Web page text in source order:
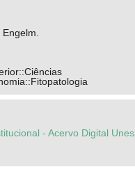
Engelm.
- Acervo Digital